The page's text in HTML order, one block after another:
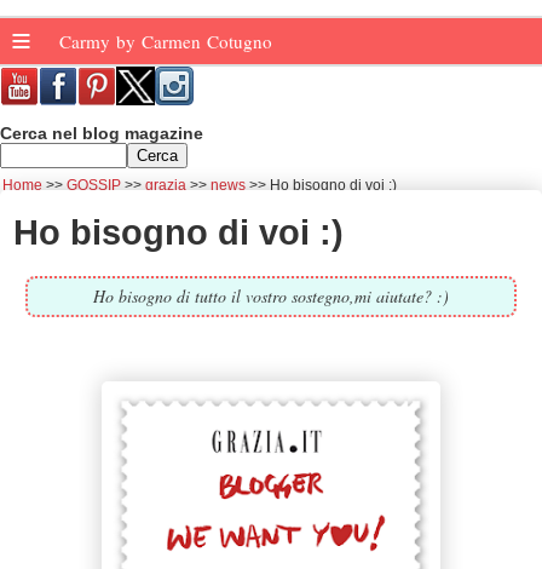
≡ Carmy by Carmen Cotugno
Cerca nel blog magazine
Home GOSSIP grazia news Ho bisogno di voi :)
Ho bisogno di voi :)
Ho bisogno di tutto il vostro sostegno,mi aiutate? :)